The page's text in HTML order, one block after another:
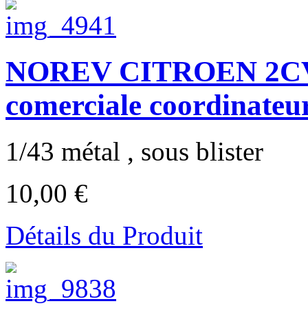
NOREV CITROEN
comerciale
1/43 métal , sous blister
10,00 €
Détails du Produit